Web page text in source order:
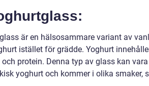
är en hälsosammare variant av
istället för grädde. Yoghurt
protein. Denna typ av glass kan
yoghurt och kommer i olika smaker,